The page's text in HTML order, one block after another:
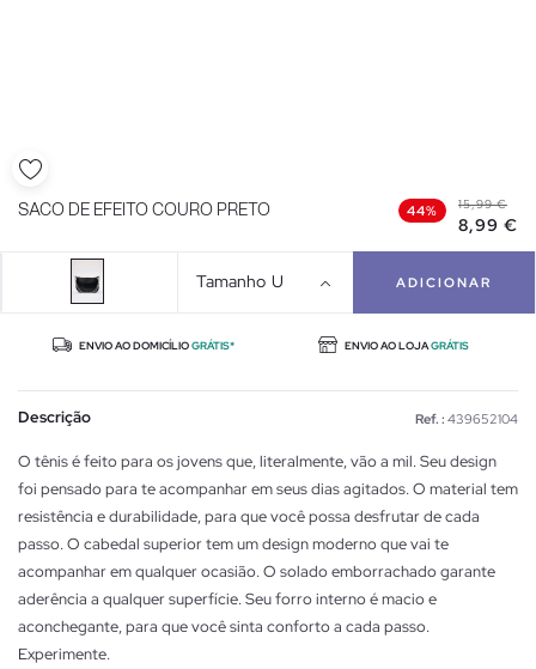
SACO DE EFEITO COURO PRETO 44% 15,99 €
8,99 €
Tamanho U ADICIONAR
ENVIO AO DOMICÍLIOGRÁTIS* ENVIO AO LOJAGRÁTIS
Descrição Ref. : 439652104
O tênis é feito para os jovens que, literalmente, vão a mil. Seu design
foi pensado para te acompanhar em seus dias agitados. O material tem
resistência e durabilidade, para que você possa desfrutar de cada
passo. O cabedal superior tem um design moderno que vai te
acompanhar em qualquer ocasião. O solado emborrachado garante
aderência a qualquer superfície. Seu forro interno é macio e
aconchegante, para que você sinta conforto a cada passo.
Experimente.